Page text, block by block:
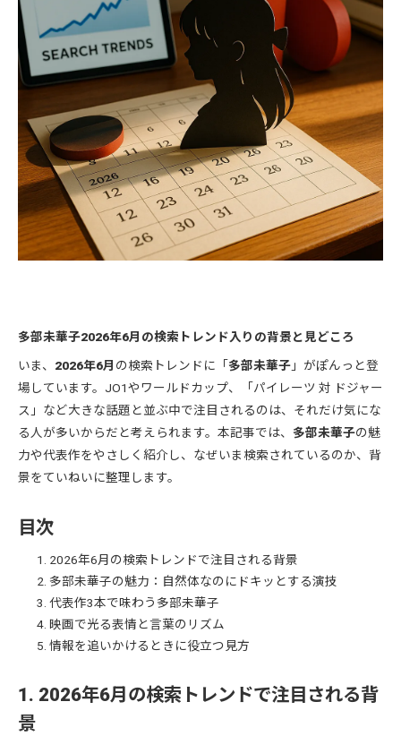
多部未華子2026年6月の検索トレンド入りの背景と見どころ
いま、 2026年6月 の検索トレンドに「 多部未華子 」がぽんっと登
場しています。JO1やワールドカップ、「パイレーツ 対 ドジャー
ス」など大きな話題と並ぶ中で注目されるのは、それだけ気にな
る人が多いからだと考えられます。本記事では、 多部未華子の魅
力や代表作をやさしく紹介し、なぜいま検索されているのか、背
景をていねいに整理します。
目次
2026年6月の検索トレンドで注目される背景
多部未華子の魅力：自然体なのにドキッとする演技
代表作3本で味わう多部未華子
映画で光る表情と言葉のリズム
情報を追いかけるときに役立つ見方
1. 2026年6月の検索トレンドで注目される背
景